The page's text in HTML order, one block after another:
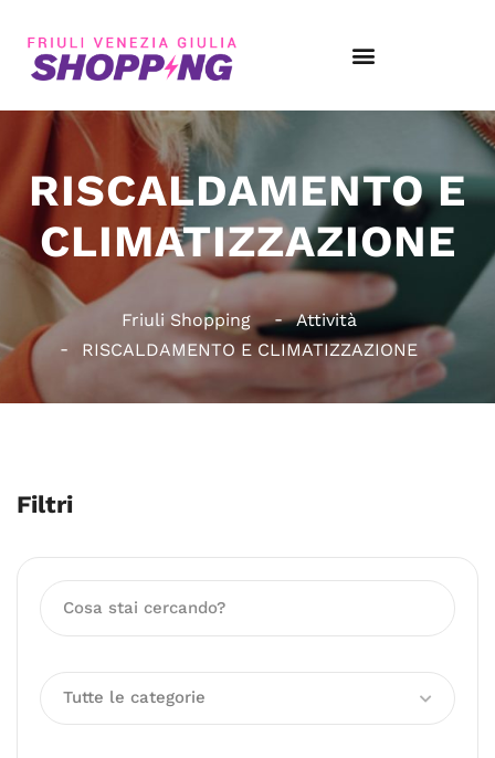
RISCALDAMENTO E
CLIMATIZZAZIONE
Friuli Shopping
Attività
RISCALDAMENTO E CLIMATIZZAZIONE
Filtri
Tutte le categorie